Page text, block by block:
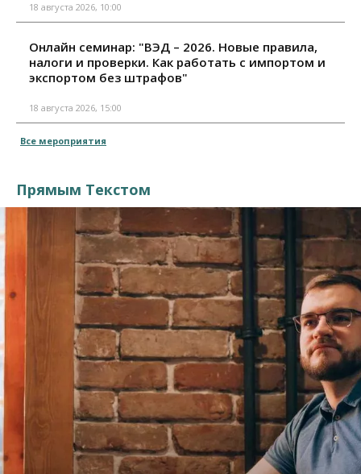
18 августа 2026, 10:00
Онлайн семинар: "ВЭД – 2026. Новые правила,
налоги и проверки. Как работать с импортом и
экспортом без штрафов"
18 августа 2026, 15:00
Все мероприятия
Прямым Текстом